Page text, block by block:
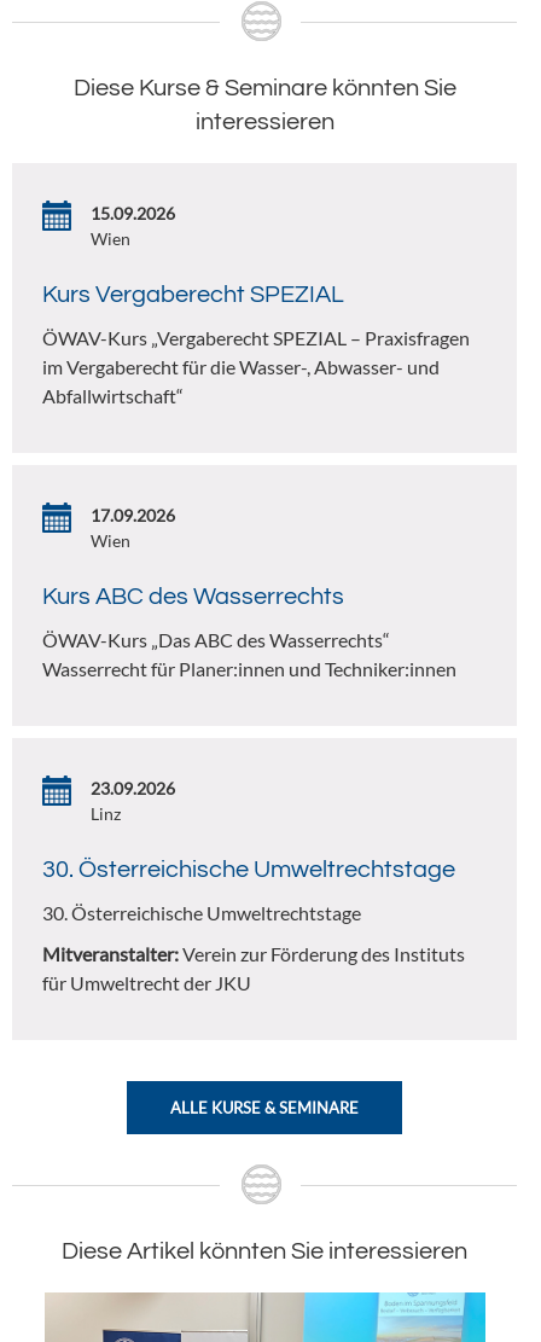
Diese Kurse & Seminare könnten Sie
interessieren
15.09.2026
Wien
Kurs Vergaberecht SPEZIAL
ÖWAV-Kurs „Vergaberecht SPEZIAL – Praxisfragen
im Vergaberecht für die Wasser-, Abwasser- und
Abfallwirtschaft“
17.09.2026
Wien
Kurs ABC des Wasserrechts
ÖWAV-Kurs „Das ABC des Wasserrechts“
Wasserrecht für Planer:innen und Techniker:innen
23.09.2026
Linz
30. Österreichische Umweltrechtstage
30. Österreichische Umweltrechtstage
Mitveranstalter:Verein zur Förderung des Instituts
für Umweltrecht der JKU
ALLE KURSE & SEMINARE
Diese Artikel könnten Sie interessieren